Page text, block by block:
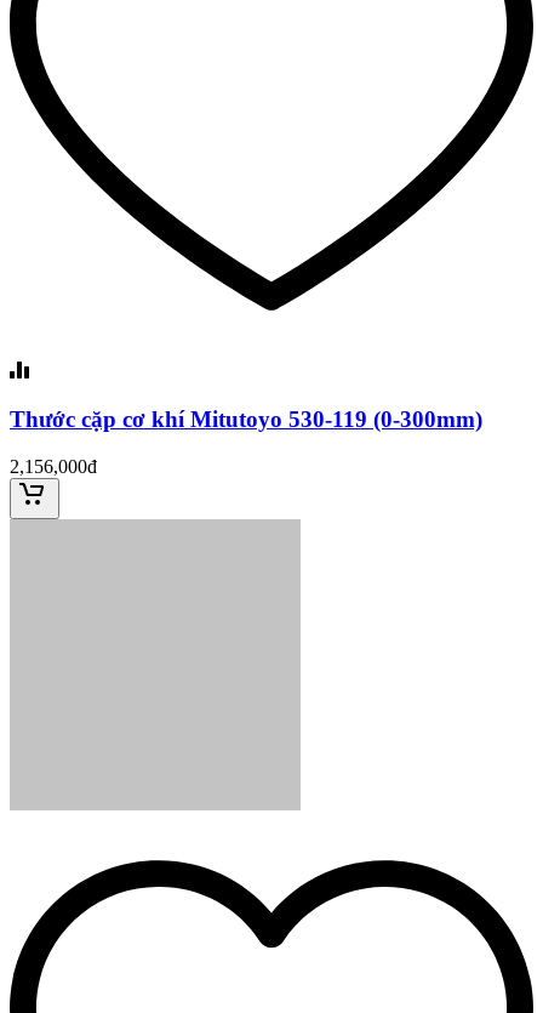
Thước cặp cơ khí Mitutoyo 530-119 (0-300mm)
2,156,000đ